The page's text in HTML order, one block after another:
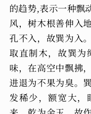
的趋势,表示一种飘
风，树木根善伸入
孔不入，故巽为入
取直制木，故巽为
味，在高空中飘拂
进退为不果为臭。
发稀少，额宽大，